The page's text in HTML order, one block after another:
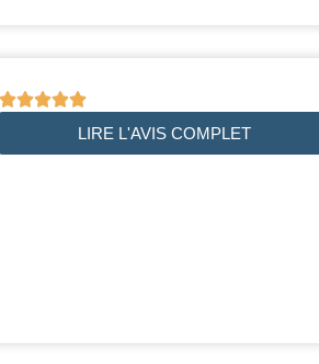

LIRE L'AVIS COMPLET